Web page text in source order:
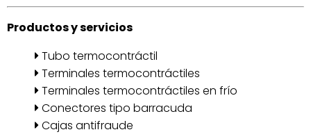
Productos y servicios
Tubo termocontráctil
Terminales termocontráctiles
Terminales termocontráctiles en frío
Conectores tipo barracuda
Cajas antifraude